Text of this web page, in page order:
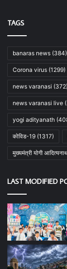
TAGS
banaras news (384)
Corona virus (1299)
news varanasi (372)
news varanasi live
yogi adityanath
कोविड-19 (1317)
मुख्यमंत्री योगी
LAST MODIFIED